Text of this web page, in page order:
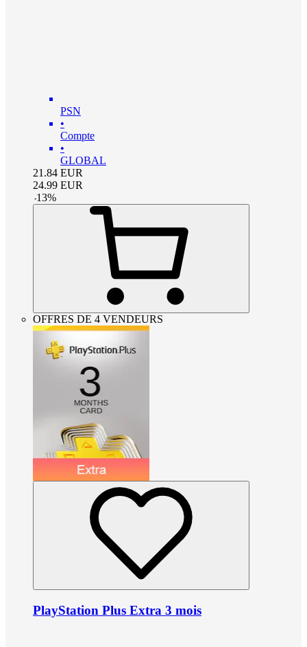
PSN
•
Compte
•
GLOBAL
21.84 EUR
24.99 EUR
-13%
OFFRES DE 4 VENDEURS
PlayStation Plus Extra 3 mois